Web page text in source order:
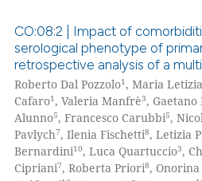
Citing Publications
Supporting
Mentioning
Contrasting
CO:08:2 | Impact of
serological phenotype of
retrospective analysis of a
Roberto Dal Pozzolo1 , Maria
Cafaro1 , Valeria Manfrè3, Gaetano
Alunno5, Francesco Carubbi5,
Pavlych7, Ilenia Fischetti8, Letizia
Bernardini10, Luca Quartuccio3,
Cipriani7, Roberta Priori8,